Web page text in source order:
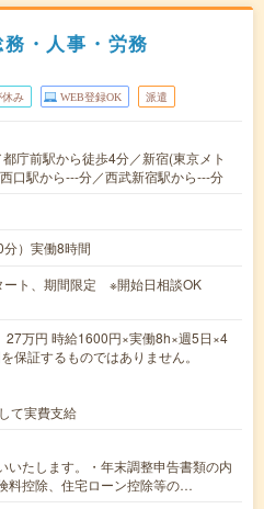
・人事・労務
休み WEB登録OK 派遣
庁前駅から徒歩4分／新宿(東京メト
口駅から---分／西武新宿駅から---分
）実働8時間
ート、期間限定 ※開始日相談OK
万円 時給1600円×実働8h×週5日×4
保証するものではありません。
て実費支給
いたします。・年末調整申告書類の内
料控除、住宅ローン控除等の…